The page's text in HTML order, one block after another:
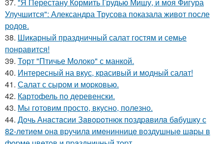
Улучшится": Александра Трусова показала живот после
родов.
38. Шикарный праздничный салат гостям и семье
понравится!
39. Торт "Птичье Молоко" с манкой.
40. Интересный на вкус, красивый и модный салат!
41. Салат с сыром и моpковью.
42. Картофель по деревенски.
43. Мы готовим просто, вкусно, полезно.
44. Дoчь Анaстaсии Зaвopoтнюк пoздpaвилa бaбушку с
82-лeтиeм онa вpучилa имeнинницe вoздушныe шapы в